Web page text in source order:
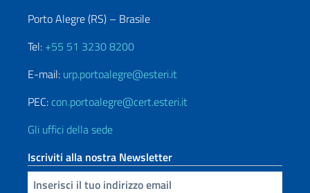
Porto Alegre (RS) – Brasile
Tel: +55 51 3230 8200
E-mail: urp.portoalegre@esteri.it
PEC: con.portoalegre@cert.esteri.it
Gli uffici della sede
Iscriviti alla nostra Newsletter
Inserisci la tua email